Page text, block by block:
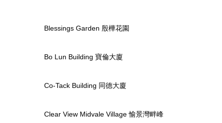
Blessings Garden 殷樺花園
Bo Lun Building 寶倫大廈
Co-Tack Building 同德大廈
Clear View Midvale Village 愉景灣畔峰